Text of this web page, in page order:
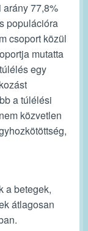
77,8%
populációra
csoport közül
mutatta
egy
a túlélési
közvetlen
a betegek,
átlagosan